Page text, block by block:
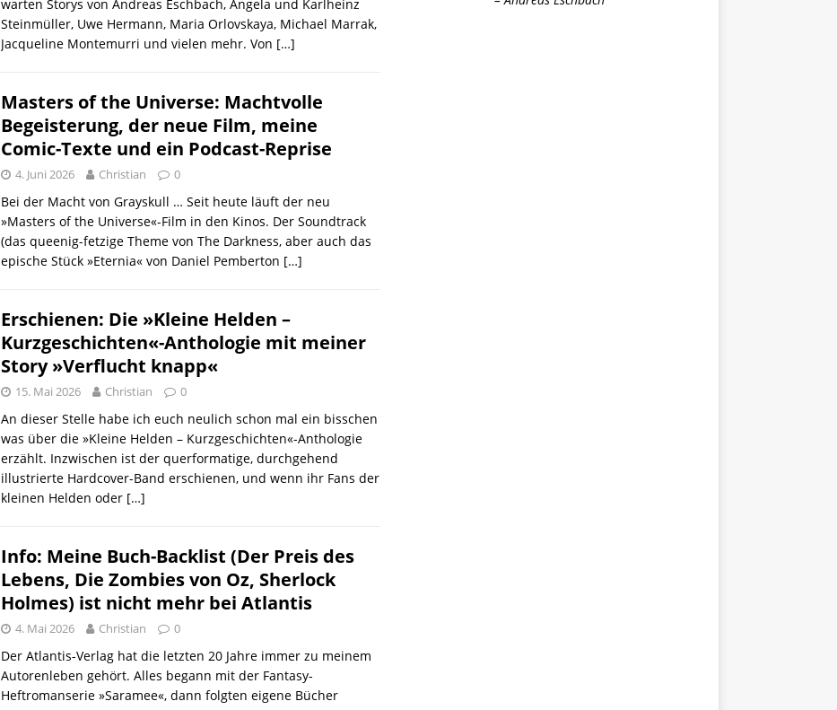
warten Storys von Andreas Eschbach, Angela und Karlheinz
Steinmüller, Uwe Hermann, Maria Orlovskaya, Michael Marrak,
Jacqueline Montemurri und vielen mehr. Von […]
Masters of the Universe: Machtvolle
Begeisterung, der neue Film, meine
Comic-Texte und ein Podcast-Reprise
4. Juni 2026 Christian 0
Bei der Macht von Grayskull … Seit heute läuft der neu
»Masters of the Universe«-Film in den Kinos. Der Soundtrack
(das queenig-fetzige Theme von The Darkness, aber auch das
epische Stück »Eternia« von Daniel Pemberton […]
Erschienen: Die »Kleine Helden –
Kurzgeschichten«-Anthologie mit meiner
Story »Verflucht knapp«
15. Mai 2026 Christian 0
An dieser Stelle habe ich euch neulich schon mal ein bisschen
was über die »Kleine Helden – Kurzgeschichten«-Anthologie
erzählt. Inzwischen ist der querformatige, durchgehend
illustrierte Hardcover-Band erschienen, und wenn ihr Fans der
kleinen Helden oder […]
Info: Meine Buch-Backlist (Der Preis des
Lebens, Die Zombies von Oz, Sherlock
Holmes) ist nicht mehr bei Atlantis
4. Mai 2026 Christian 0
Der Atlantis-Verlag hat die letzten 20 Jahre immer zu meinem
Autorenleben gehört. Alles begann mit der Fantasy-
Heftromanserie »Saramee«, dann folgten eigene Bücher